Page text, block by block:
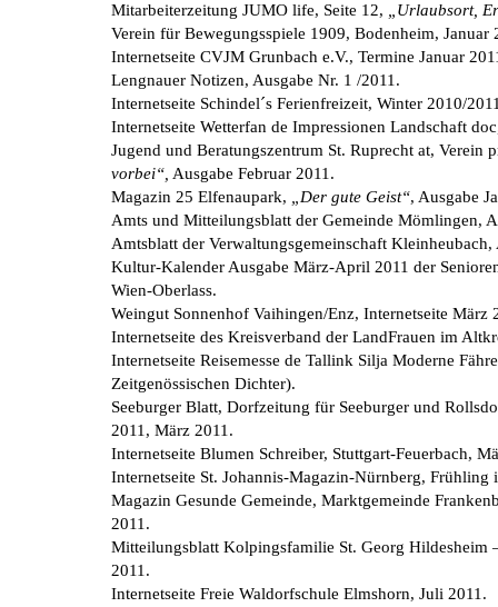
Mitarbeiterzeitung JUMO life, Seite 12,
„Urlaubsort,
Verein für Bewegungsspiele 1909, Bodenheim, Januar
Internetseite CVJM Grunbach e.V., Termine Januar
Lengnauer Notizen, Ausgabe Nr. 1 /2011.
Internetseite Schindel´s Ferienfreizeit, Winter 2010/
Internetseite Wetterfan de Impressionen Landschaft
Jugend und Beratungszentrum St. Ruprecht at, Verein
vorbei“, Ausgabe Februar 2011.
Magazin 25 Elfenaupark,
„Der gute Geist“, Ausgabe
Amts und Mitteilungsblatt der Gemeinde Mömlingen,
Amtsblatt der Verwaltungsgemeinschaft Kleinheubach,
Kultur-Kalender Ausgabe März-April 2011 der
Wien-Oberlass.
Weingut Sonnenhof Vaihingen/Enz, Internetseite März
Internetseite des Kreisverband der LandFrauen im
Internetseite Reisemesse de Tallink Silja Moderne
Zeitgenössischen Dichter).
Seeburger Blatt, Dorfzeitung für Seeburger und
2011, März 2011.
Internetseite Blumen Schreiber, Stuttgart-Feuerbach,
Internetseite St. Johannis-Magazin-Nürnberg, Frühling
Magazin Gesunde Gemeinde, Marktgemeinde
2011.
Mitteilungsblatt Kolpingsfamilie St. Georg Hildesheim
2011.
Internetseite Freie Waldorfschule Elmshorn, Juli 2011.